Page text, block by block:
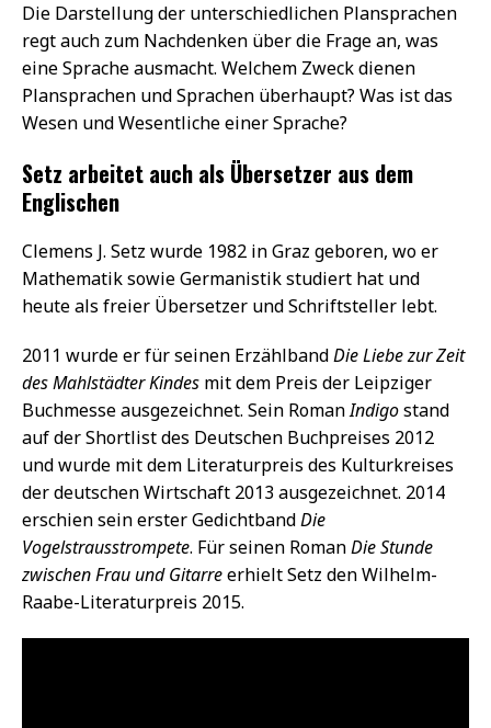
Die Darstellung der unterschiedlichen Plansprachen
regt auch zum Nachdenken über die Frage an, was
eine Sprache ausmacht. Welchem Zweck dienen
Plansprachen und Sprachen überhaupt? Was ist das
Wesen und Wesentliche einer Sprache?
Setz arbeitet auch als Übersetzer aus dem
Englischen
Clemens J. Setz wurde 1982 in Graz geboren, wo er
Mathematik sowie Germanistik studiert hat und
heute als freier Übersetzer und Schriftsteller lebt.
2011 wurde er für seinen ErzählbandDie Liebe zur Zeit
des Mahlstädter Kindes mit dem Preis der Leipziger
Buchmesse ausgezeichnet. Sein RomanIndigostand
auf der Shortlist des Deutschen Buchpreises 2012
und wurde mit dem Literaturpreis des Kulturkreises
der deutschen Wirtschaft 2013 ausgezeichnet. 2014
erschien sein erster GedichtbandDie
Vogelstrausstrompete. Für seinen RomanDie Stunde
zwischen Frau und Gitarreerhielt Setz den Wilhelm-
Raabe-Literaturpreis 2015.